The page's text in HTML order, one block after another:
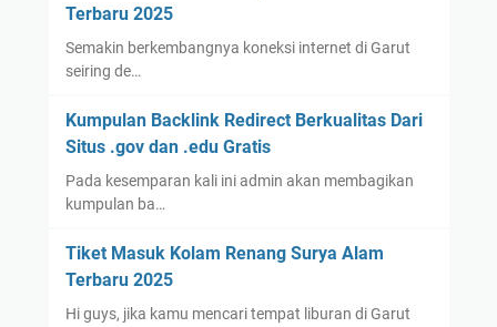
Terbaru 2025
Semakin berkembangnya koneksi internet di Garut
seiring de…
Kumpulan Backlink Redirect Berkualitas Dari
Situs .gov dan .edu Gratis
Pada kesemparan kali ini admin akan membagikan
kumpulan ba…
Tiket Masuk Kolam Renang Surya Alam
Terbaru 2025
Hi guys, jika kamu mencari tempat liburan di Garut